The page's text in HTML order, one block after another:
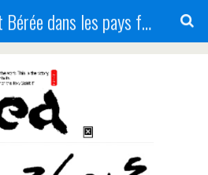
Le Mouvement Bérée dans les pays francophones